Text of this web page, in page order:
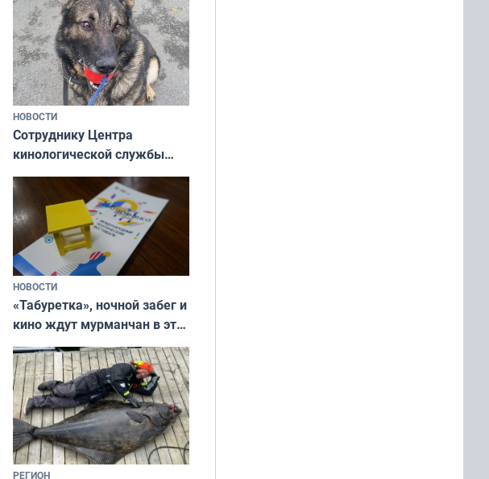
НОВОСТИ
Сотруднику Центра
кинологической службы
ищут новый дом
НОВОСТИ
«Табуретка», ночной забег и
кино ждут мурманчан в эти
выходные
РЕГИОН